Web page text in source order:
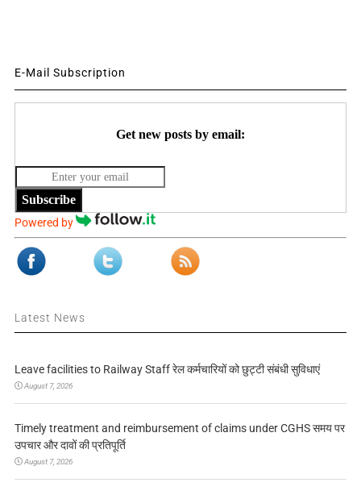
E-Mail Subscription
Get new posts by email:
Subscribe
Powered by
Latest News
Leave facilities to Railway Staff रेल कर्मचारियों को छुट्टी संबंधी सुविधाएं
August 7, 2026
Timely treatment and reimbursement of claims under CGHS समय पर
उपचार और दावों की प्रतिपूर्ति
August 7, 2026